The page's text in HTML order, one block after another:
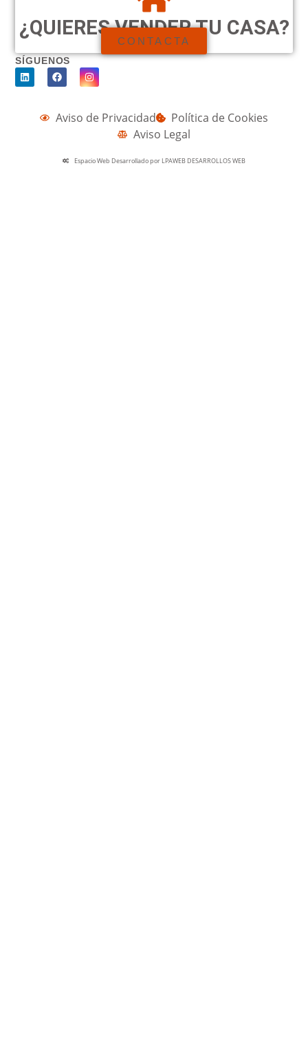
¿QUIERES VENDER TU CASA?
CONTACTA
SÍGUENOS
Aviso de Privacidad
Política de Cookies
Aviso Legal
Espacio Web Desarrollado por LPAWEB DESARROLLOS WEB